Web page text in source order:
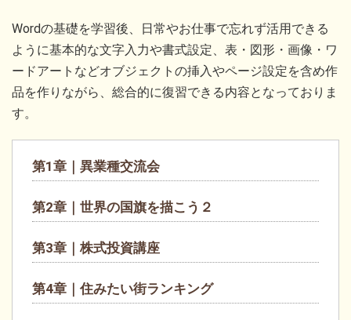
Wordの基礎を学習後、日常やお仕事で忘れず活用できる
ように基本的な文字入力や書式設定、表・図形・画像・ワ
ードアートなどオブジェクトの挿入やページ設定を含め作
品を作りながら、総合的に復習できる内容となっておりま
す。
第1章｜異業種交流会
第2章｜世界の国旗を描こう２
第3章｜株式投資講座
第4章｜住みたい街ランキング